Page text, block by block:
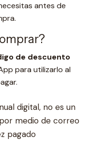
antes de
de descuento
para utilizarlo al
digital, no es un
medio de correo
pagado